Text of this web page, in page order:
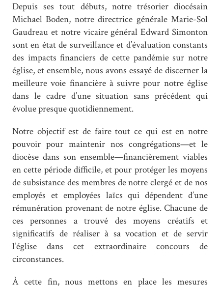
Depuis ses tout débuts, notre trésorier diocésain
Michael Boden, notre directrice générale Marie-Sol
Gaudreau et notre vicaire général Edward Simonton
sont en état de surveillance et d’évaluation constants
des impacts financiers de cette pandémie sur notre
église, et ensemble, nous avons essayé de discerner la
meilleure voie financière à suivre pour notre église
dans le cadre d’une situation sans précédent qui
évolue presque quotidiennement.
Notre objectif est de faire tout ce qui est en notre
pouvoir pour maintenir nos congrégations—et le
diocèse dans son ensemble—financièrement viables
en cette période difficile, et pour protéger les moyens
de subsistance des membres de notre clergé et de nos
employés et employées laïcs qui dépendent d’une
rémunération provenant de notre église. Chacune de
ces personnes a trouvé des moyens créatifs et
significatifs de réaliser à sa vocation et de servir
l’église dans cet extraordinaire concours de
circonstances.
À cette fin, nous mettons en place les mesures